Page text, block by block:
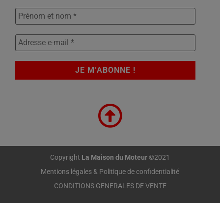
Copyright La Maison du Moteur©2021
Mentions légales & Politique de confidentialité
CONDITIONS GENERALES DE VENTE